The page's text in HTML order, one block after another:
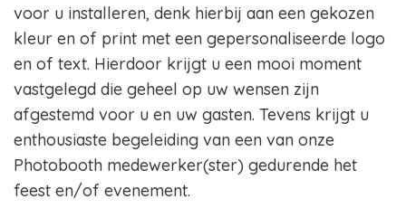
voor u installeren, denk hierbij aan een gekozen
kleur en of print met een gepersonaliseerde logo
en of text. Hierdoor krijgt u een mooi moment
vastgelegd die geheel op uw wensen zijn
afgestemd voor u en uw gasten. Tevens krijgt u
enthousiaste begeleiding van een van onze
Photobooth medewerker(ster) gedurende het
feest en/of evenement.